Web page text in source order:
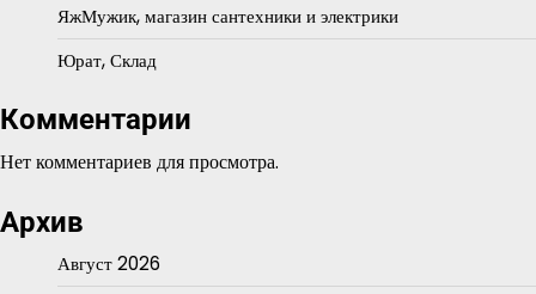
ЯжМужик, магазин сантехники и электрики
Юрат, Склад
Комментарии
Нет комментариев для просмотра.
Архив
Август 2026